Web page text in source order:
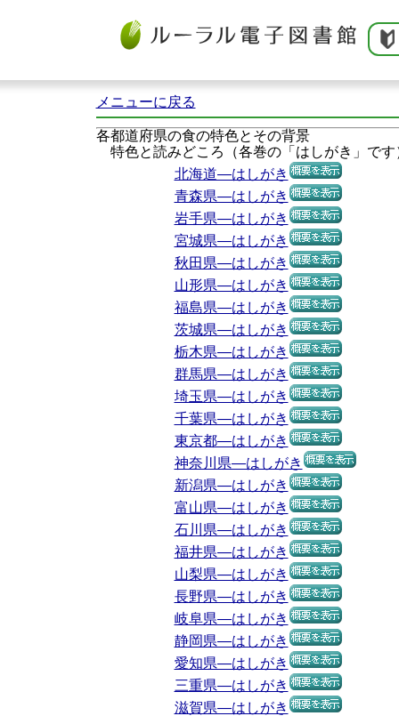
メニューに戻る
各都道府県の食の特色とその背景
特色と読みどころ（各巻の「はしがき」です
北海道―はしがき
青森県―はしがき
岩手県―はしがき
宮城県―はしがき
秋田県―はしがき
山形県―はしがき
福島県―はしがき
茨城県―はしがき
栃木県―はしがき
群馬県―はしがき
埼玉県―はしがき
千葉県―はしがき
東京都―はしがき
神奈川県―はしがき
新潟県―はしがき
富山県―はしがき
石川県―はしがき
福井県―はしがき
山梨県―はしがき
長野県―はしがき
岐阜県―はしがき
静岡県―はしがき
愛知県―はしがき
三重県―はしがき
滋賀県―はしがき